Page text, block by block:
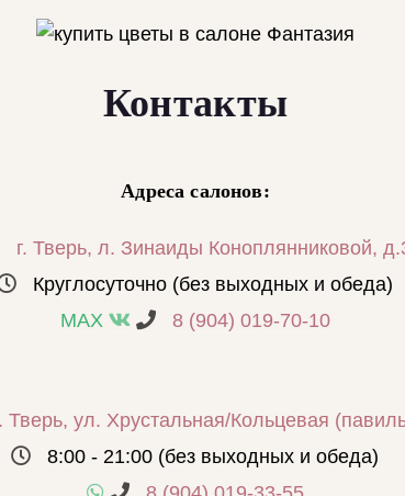
Контакты
Адреса салонов:
г. Тверь, л. Зинаиды Коноплянниковой,
Круглосуточно (без выходных и обеда)
MAX
8 (904) 019-70-10
Тверь, ул. Хрустальная/Кольцевая
8:00 - 21:00 (без выходных и обеда)